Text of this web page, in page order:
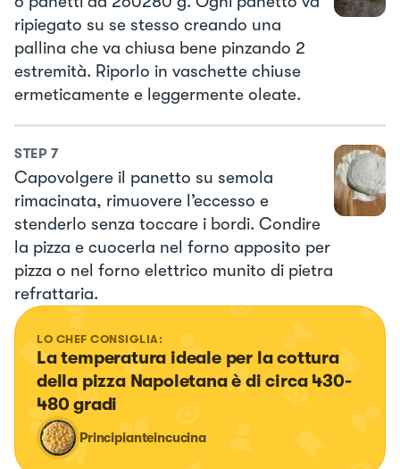
ripiegato su se stesso creando una
pallina che va chiusa bene pinzando 2
estremità. Riporlo in vaschette chiuse
ermeticamente e leggermente oleate.
STEP 7
Capovolgere il panetto su semola
rimacinata, rimuovere l’eccesso e
stenderlo senza toccare i bordi. Condire
la pizza e cuocerla nel forno apposito per
pizza o nel forno elettrico munito di pietra
refrattaria.
LO CHEF CONSIGLIA:
La temperatura ideale per la cottura
della pizza Napoletana è di circa 430-
480 gradi
Principianteincucina